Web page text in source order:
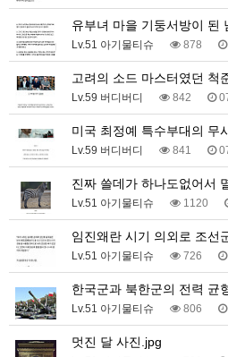
유부녀 마을 기둥서방이 된
Lv.51 아기물티슈 878
고려의 소드 마스터였던 척
Lv.59 버디버디 842
미국 최정예 특수부대의 무
Lv.59 버디버디 841
진짜 쓸데가 하나도없어서
Lv.51 아기물티슈 1120
임진왜란 시기 의외로 조선
Lv.51 아기물티슈 726
한국군과 북한군의 전력 균
Lv.51 아기물티슈 806
멋진 달 사진.jpg